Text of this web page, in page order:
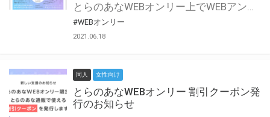
とらのあなWEBオンリー上でWEBアンソロジーが作成できる「記念コメント」について、その使い方や作成手順を解説します！ 支援タイプを「サークル参加型」「サークル参加型・マルシェ(イベント会場)機能付き」でお申し込みいただいている主催者様はぜひご活用ください♪ とらのあなWEBオンリーサイトはこちら
#WEBオンリー
2021.06.18
同人 女性向け
とらのあなWEBオンリー 割引クーポン発
行のお知らせ